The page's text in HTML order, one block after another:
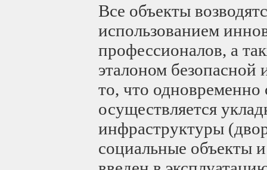
Все объекты
использованием
профессионалов, а
эталоном
то, что одновременно
осуществляется
инфраструктуры
социальные объекты